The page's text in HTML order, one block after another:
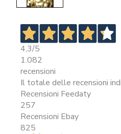
4,3/5
1.082
recensioni
Il totale delle recensioni
Recensioni Feedaty
257
Recensioni Ebay
825